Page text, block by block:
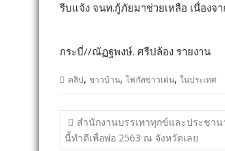
รีบแจ้ง จนท.กู้ภัยมาช่วยเหลือ เนื่อง
กระบี่//ณัฏฐพงษ์. ศรีปล้อง รายงาน
คลิป, ชาวบ้าน, โฟกัสข่าวเด่น, ในประเทศ
แนะแนว
เรื่อง
สำนักงานบรรเทาทุกข์และประชา
นี้ทำดีเพื่อพ่อ 2563 ณ จังหวัดเลย